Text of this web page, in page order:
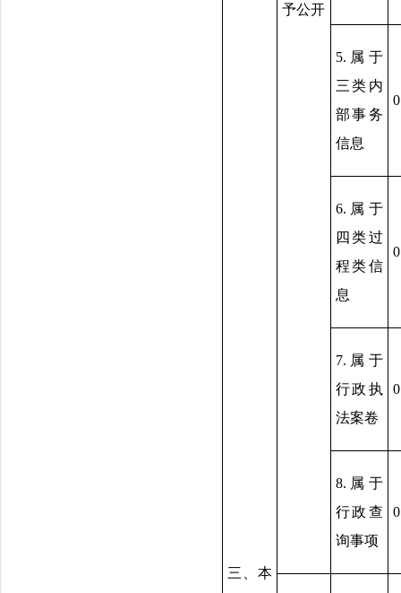
三、本
予公开
5.属于
三类内
部事务
信息
0
6.属于
四类过
程类信
息
0
7.属于
行政执
法案卷
0
8.属于
行政查
询事项
0